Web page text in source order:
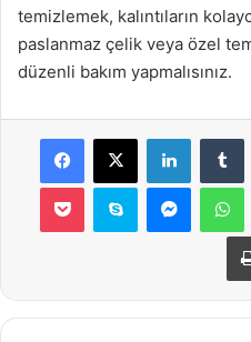
temizlemek, kalıntıların
paslanmaz çelik veya özel
düzenli bakım yapmalısınız.
Facebook
X LinkedIn
Pocket Skype